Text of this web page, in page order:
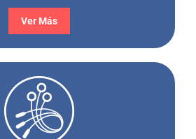
Ver Más